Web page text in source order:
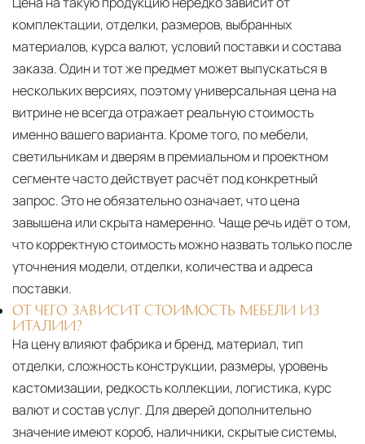
комплектации, отделки, размеров, выбранных
материалов, курса валют, условий поставки и состава
заказа. Один и тот же предмет может выпускаться в
нескольких версиях, поэтому универсальная цена на
витрине не всегда отражает реальную стоимость
именно вашего варианта. Кроме того, по мебели,
светильникам и дверям в премиальном и проектном
сегменте часто действует расчёт под конкретный
запрос. Это не обязательно означает, что цена
завышена или скрыта намеренно. Чаще речь идёт о том,
что корректную стоимость можно назвать только после
уточнения модели, отделки, количества и адреса
поставки.
ОТ ЧЕГО ЗАВИСИТ СТОИМОСТЬ МЕБЕЛИ ИЗ
ИТАЛИИ?
На цену влияют фабрика и бренд, материал, тип
отделки, сложность конструкции, размеры, уровень
кастомизации, редкость коллекции, логистика, курс
валют и состав услуг. Для дверей дополнительно
значение имеют короб, наличники, скрытые системы,